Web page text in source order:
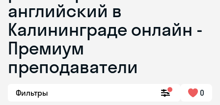
английский в
Калининграде онлайн -
Премиум
преподаватели
Фильтры 0
Skyeng Chat